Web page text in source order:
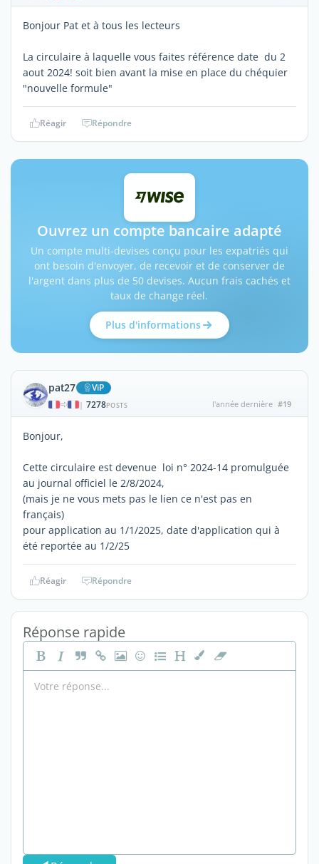
Bonjour Pat et à tous les lecteurs
La circulaire à laquelle vous faites référence date du 2
aout 2024! soit bien avant la mise en place du chéquier
"nouvelle formule"
Réagir Répondre
Ouvrez un compte bancaire adapté
Un compte multi-devises conçu pour les expatriés qui
ont besoin d'envoyer, de recevoir et de conserver de
l'argent dans plus de 50 devises. Aucun frais cachés et
taux de change réel.
Plus d'informations
pat27 ViP
| 7278POSTS l'année dernière #19
Bonjour,
Cette circulaire est devenue loi n° 2024-14 promulguée
au journal officiel le 2/8/2024,
(mais je ne vous mets pas le lien ce n'est pas en
français)
pour application au 1/1/2025, date d'application qui à
été reportée au 1/2/25
Réagir Répondre
Réponse rapide